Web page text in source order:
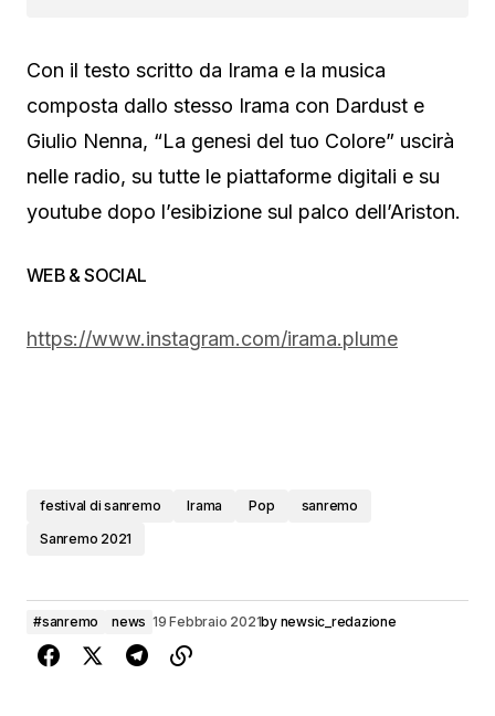
Con il testo scritto da Irama e la musica
composta dallo stesso Irama con Dardust e
Giulio Nenna, “La genesi del tuo Colore” uscirà
nelle radio, su tutte le piattaforme digitali e su
youtube dopo l’esibizione sul palco dell’Ariston.
WEB & SOCIAL
https://www.instagram.com/irama.plume
festival di sanremo Irama Pop
sanremo
Sanremo 2021
#sanremo news 19 Febbraio 2021by newsic_redazione